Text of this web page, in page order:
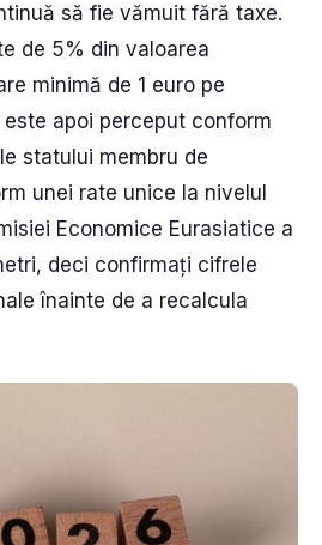
să fie vămuit fără taxe.
de 5% din valoarea
minimă de 1 euro pe
apoi perceput conform
statului membru de
unei rate unice la nivelul
Economice Eurasiatice a
deci confirmați cifrele
înainte de a recalcula